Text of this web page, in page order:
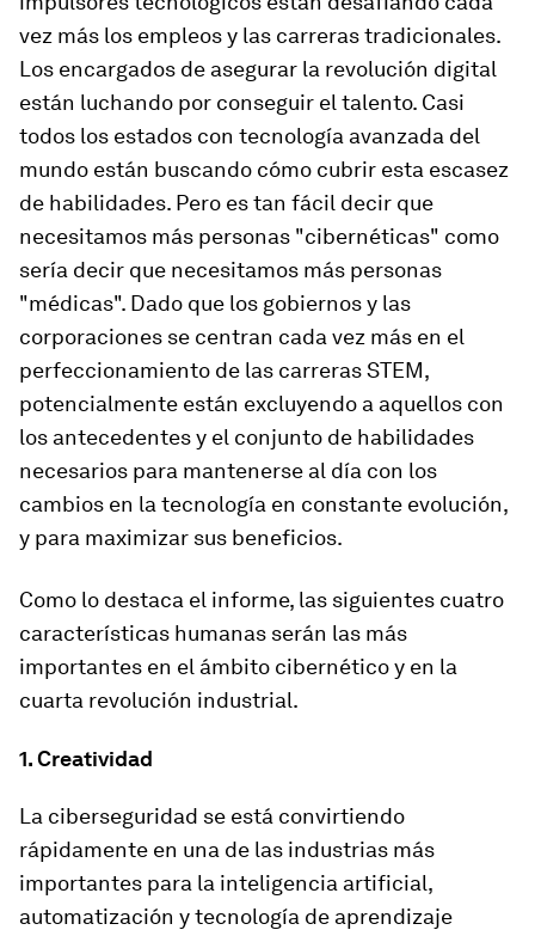
vez más los empleos y las carreras tradicionales.
Los encargados de asegurar la revolución digital
están luchando por conseguir el talento. Casi
todos los estados con tecnología avanzada del
mundo están buscando cómo cubrir esta escasez
de habilidades. Pero es tan fácil decir que
necesitamos más personas "cibernéticas" como
sería decir que necesitamos más personas
"médicas". Dado que los gobiernos y las
corporaciones se centran cada vez más en el
perfeccionamiento de las carreras STEM,
potencialmente están excluyendo a aquellos con
los antecedentes y el conjunto de habilidades
necesarios para mantenerse al día con los
cambios en la tecnología en constante evolución,
y para maximizar sus beneficios.
Como lo destaca el informe, las siguientes cuatro
características humanas serán las más
importantes en el ámbito cibernético y en la
cuarta revolución industrial.
1. Creatividad
La ciberseguridad se está convirtiendo
rápidamente en una de las industrias más
importantes para la inteligencia artificial,
automatización y tecnología de aprendizaje